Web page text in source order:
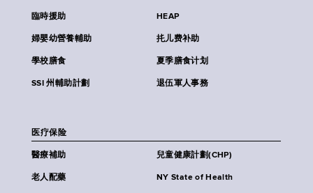
臨時援助 HEAP
婦嬰幼營養輔助 扥儿费补助
學校膳食 夏季膳食计划
SSI 州輔助計劃 退伍軍人事務
医疗保险
醫療補助 兒童健康計劃(CHP)
老人配藥 NY State of Health